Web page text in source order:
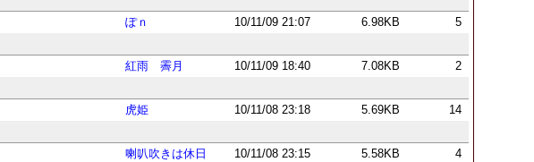
ぽｎ 10/11/09 21:07 6.98KB
5
紅雨 霽月 10/11/09 18:40 7.08KB
2
虎姫 10/11/08 23:18 5.69KB
14
喇叭吹きは休日 10/11/08 23:15 5.58KB
4